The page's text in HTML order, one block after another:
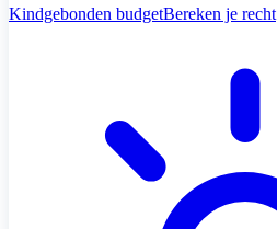
Kindgebonden budgetBereken je recht